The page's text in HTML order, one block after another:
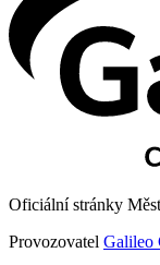
Oficiální stránky
Provozovatel Galileo